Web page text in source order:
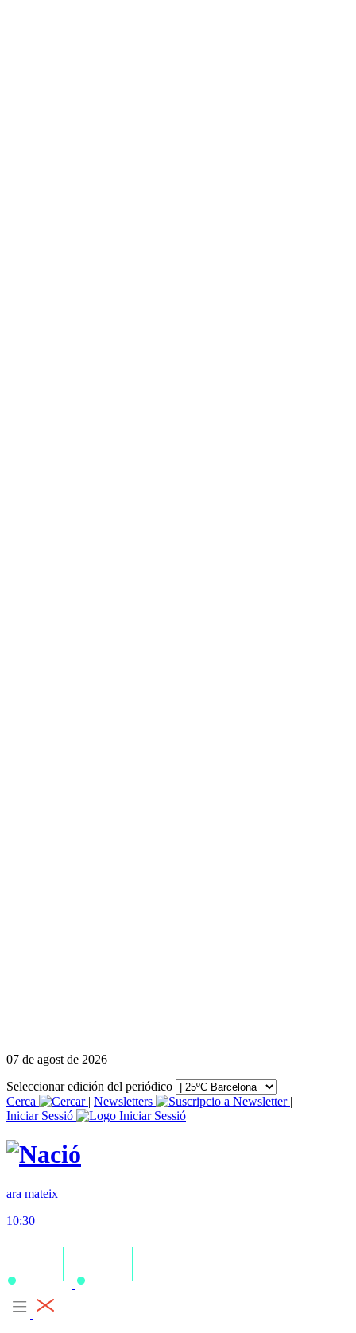
07 de agost de 2026
Seleccionar edición del periódico
Cerca
| Newsletters
|
Iniciar Sessió
ara mateix
10:30